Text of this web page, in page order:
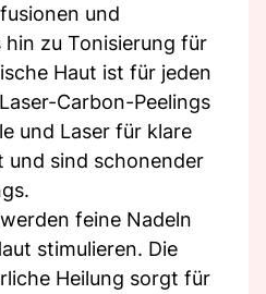
und
zu Tonisierung für
Haut ist für jeden
Carbon-Peelings
und Laser für klare
und sind schonender
feine Nadeln
stimulieren. Die
Heilung sorgt für